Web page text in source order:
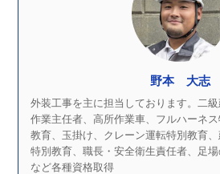
野本 大志
外装工事を主に担当しております。二
作業主任者、高所作業車、フルハーネ
教育、玉掛け、クレーン運転特別教育
特別教育、職長・安全衛生責任者、足場
など各種資格取得